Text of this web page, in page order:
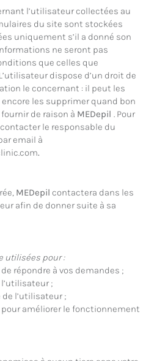
l’utilisateur collectées au
du site sont stockées
uniquement s’il a donné son
ne seront pas
que celles que
dispose d’un droit de
le concernant : il peut les
les supprimer quand bon
de raison à MEDepil . Pour
le responsable du
email à
.
MEDepil contactera dans les
afin de donner suite à sa
utilisées pour :
de répondre à vos demandes ;
;
l’utilisateur ;
améliorer le fonctionnement